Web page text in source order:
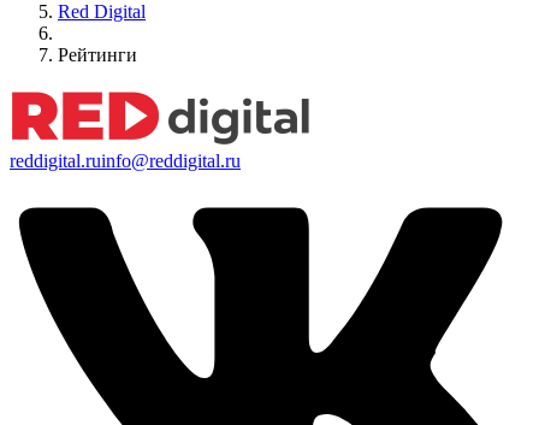
Red Digital
Рейтинги
reddigital.ruinfo@reddigital.ru